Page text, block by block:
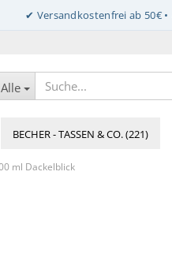
Alle
BECHER - TASSEN & CO. (221)
ml Dackelblick